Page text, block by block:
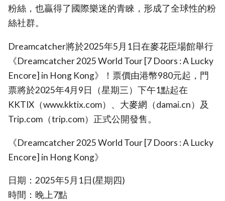
粉絲，也贏得了國際樂迷的青睞，形成了全球性的粉
絲社群。
Dreamcatcher將於2025年5月1日在麥花臣場館舉行
《Dreamcatcher 2025 World Tour [7 Doors : A Lucky
Encore] in Hong Kong》！票價由港幣980元起，門
票將於2025年4月9日（星期三）下午1點起在
KKTIX（www.kktix.com）、大麥網（damai.cn）及
Trip.com（trip.com）正式公開發售。
《Dreamcatcher 2025 World Tour [7 Doors : A Lucky
Encore] in Hong Kong》
日期：2025年5月1日(星期四)
時間：晚上7點